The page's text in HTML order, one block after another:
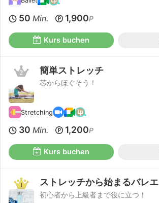
50 Min. 1,900P
Kurs buchen
簡単ストレッチ
芯からほぐそう！
Stretching
30 Min. 1,200P
Kurs buchen
ストレッチから始まるバレエ
初心者から上級者まで役に立つ！